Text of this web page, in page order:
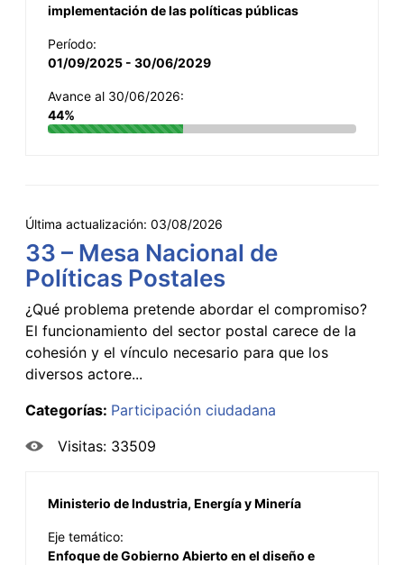
implementación de las políticas públicas
Período:
01/09/2025 - 30/06/2029
Avance al 30/06/2026:
44%
Última actualización: 03/08/2026
33 – Mesa Nacional de
Políticas Postales
¿Qué problema pretende abordar el compromiso?
El funcionamiento del sector postal carece de la
cohesión y el vínculo necesario para que los
diversos actore...
Categorías: Participación ciudadana
Visitas: 33509
Ministerio de Industria, Energía y Minería
Eje temático:
Enfoque de Gobierno Abierto en el diseño e